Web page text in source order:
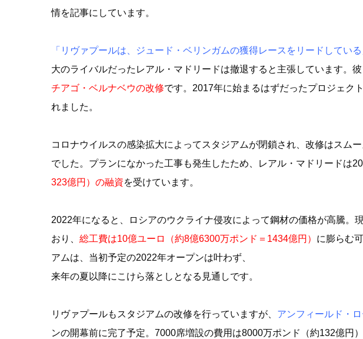
情を記事にしています。
「リヴァプールは、ジュード・ベリンガムの獲得レースをリードしている
大のライバルだったレアル・マドリードは撤退すると主張しています。彼
チアゴ・ベルナベウの改修です。2017年に始まるはずだったプロジェク
れました。
コロナウイルスの感染拡大によってスタジアムが閉鎖され、改修はスム
でした。プランになかった工事も発生したため、レアル・マドリードは
323億円）の融資を受けています。
2022年になると、ロシアのウクライナ侵攻によって鋼材の価格が高騰。
おり、 総工費は10億ユーロ（約8億6300万ポンド＝1434億円） に膨らむ
アムは、当初予定の2022年オープンは叶わず、
来年の夏以降にこけら落としとなる見通しです。
リヴァプールもスタジアムの改修を行っていますが、 アンフィールド・
ンの開幕前に完了予定。7000席増設の費用は8000万ポンド（約132億円